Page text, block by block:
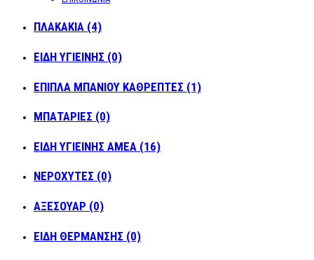
ΠΛΑΚΑΚΙΑ (4)
ΕΙΔΗ ΥΓΙΕΙΝΗΣ (0)
ΕΠΙΠΛΑ ΜΠΑΝΙΟΥ ΚΑΘΡΕΠΤΕΣ (1)
ΜΠΑΤΑΡΙΕΣ (0)
ΕΙΔΗ ΥΓΙΕΙΝΗΣ ΑΜΕΑ (16)
ΝΕΡΟΧΥΤΕΣ (0)
ΑΞΕΣΟΥΑΡ (0)
ΕΙΔΗ ΘΕΡΜΑΝΣΗΣ (0)